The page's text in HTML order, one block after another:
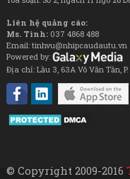
Liên hệ quảng cáo:
Ms. Tình: 037 4868 488
Email: tinhvu@nhipcaudautu.vn
Powered by:
Địa chỉ: Lầu 3, 63A Võ Văn Tần,
© Copyright 2009-2016